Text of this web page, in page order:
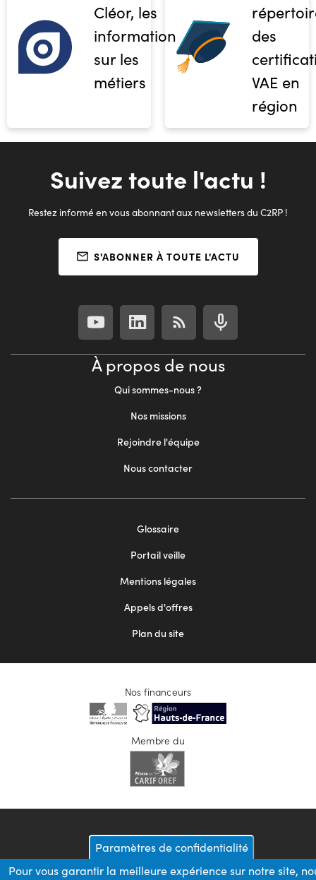
Cléor, les
informations
sur les
métiers
des
VAE en
région
Suivez toute l'actu !
Restez informé en vous abonnant aux newsletters du C2RP !
S'ABONNER À TOUTE L'ACTU
À propos de nous
Qui sommes-nous ?
Nos missions
Rejoindre l'équipe
Nous contacter
Glossaire
Portail veille
Mentions légales
Appels d'offres
Plan du site
Nos financeurs
Membre du
Paramètres de confidentialité
Pour vous garantir la meilleure expérience sur notre site,